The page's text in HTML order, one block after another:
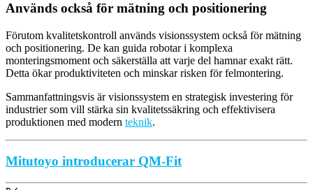
Används också för mätning och positionering
Förutom kvalitetskontroll används visionssystem också för mätning
och positionering. De kan guida robotar i komplexa
monteringsmoment och säkerställa att varje del hamnar exakt rätt.
Detta ökar produktiviteten och minskar risken för felmontering.
Sammanfattningsvis är visionssystem en strategisk investering för
industrier som vill stärka sin kvalitetssäkring och effektivisera
produktionen med modern teknik.
Mitutoyo introducerar QM-Fit